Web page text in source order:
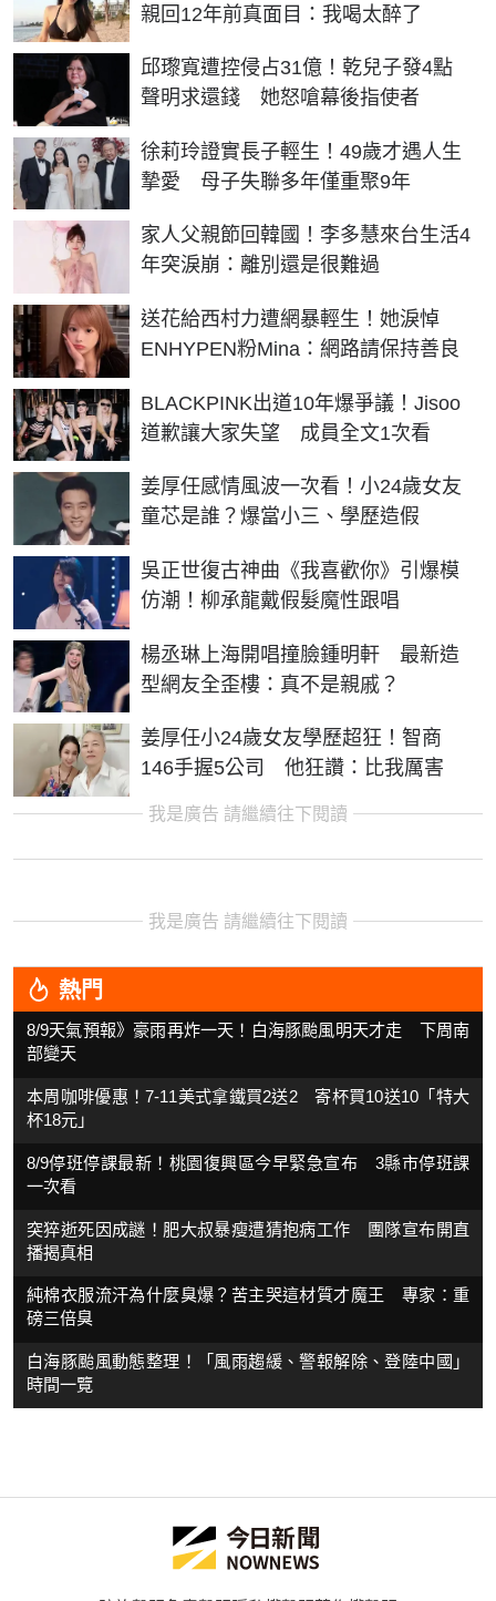
親回12年前真面目：我喝太醉了
邱瓈寬遭控侵占31億！乾兒子發4點
聲明求還錢 她怒嗆幕後指使者
徐莉玲證實長子輕生！49歲才遇人生
摯愛 母子失聯多年僅重聚9年
家人父親節回韓國！李多慧來台生活4
年突淚崩：離別還是很難過
送花給西村力遭網暴輕生！她淚悼
ENHYPEN粉Mina：網路請保持善良
BLACKPINK出道10年爆爭議！Jisoo
道歉讓大家失望 成員全文1次看
姜厚任感情風波一次看！小24歲女友
童芯是誰？爆當小三、學歷造假
吳正世復古神曲《我喜歡你》引爆模
仿潮！柳承龍戴假髮魔性跟唱
楊丞琳上海開唱撞臉鍾明軒 最新造
型網友全歪樓：真不是親戚？
姜厚任小24歲女友學歷超狂！智商
146手握5公司 他狂讚：比我厲害
我是廣告 請繼續往下閱讀
我是廣告 請繼續往下閱讀
熱門
8/9天氣預報》豪雨再炸一天！白海豚颱風明天才走 下周南
部變天
本周咖啡優惠！7-11美式拿鐵買2送2 寄杯買10送10「特大
杯18元」
8/9停班停課最新！桃園復興區今早緊急宣布 3縣市停班課
一次看
突猝逝死因成謎！肥大叔暴瘦遭猜抱病工作 團隊宣布開直
播揭真相
純棉衣服流汗為什麼臭爆？苦主哭這材質才魔王 專家：重
磅三倍臭
白海豚颱風動態整理！「風雨趨緩、警報解除、登陸中國」
時間一覽